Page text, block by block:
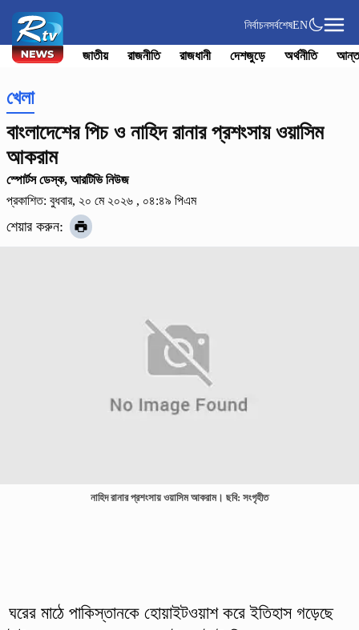
নির্বাচনসর্বশেষEN
জাতীয় রাজনীতি রাজধানী দেশজুড়ে অর্থনীতি
খেলা
বাংলাদেশের পিচ ও নাহিদ রানার প্রশংসায় ওয়াসিম
আকরাম
স্পোর্টস ডেস্ক, আরটিভি নিউজ
প্রকাশিত: বুধবার, ২০ মে ২০২৬ , ০৪:৪৯ পিএম
শেয়ার করুন:
নাহিদ রানার প্রশংসায় ওয়াসিম আকরাম। ছবি: সংগৃহীত
ঘরের মাঠে পাকিস্তানকে হোয়াইটওয়াশ করে ইতিহাস গড়েছে